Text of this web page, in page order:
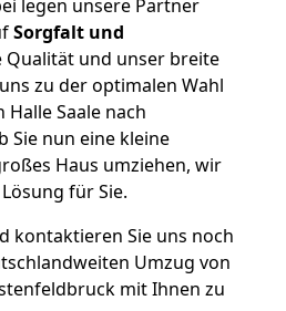
legen unsere Partner
Sorgfalt und
Qualität und unser breite
zu der optimalen Wahl
Saale nach
Sie nun eine kleine
Haus umziehen, wir
für Sie.
kontaktieren Sie uns noch
Umzug von
mit Ihnen zu